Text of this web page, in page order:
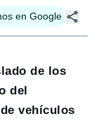
en Google
de los
del
vehículos